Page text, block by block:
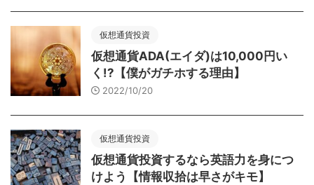
仮想通貨投資
仮想通貨ADA(エイダ)は10,000円い
く!?【僕がガチホする理由】
2022/10/20
仮想通貨投資
仮想通貨投資するなら英語力を身につ
けよう【情報収拾は早さがキモ】